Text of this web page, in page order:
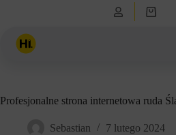
Koszyk
Profesjonalne strona internetowa ruda
Sebastian 7 lutego 2024